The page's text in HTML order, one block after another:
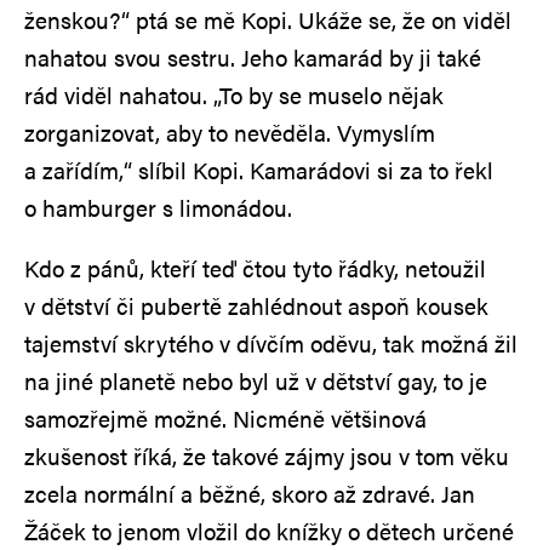
ženskou?“ ptá se mě Kopi. Ukáže se, že on viděl
nahatou svou sestru. Jeho kamarád by ji také
rád viděl nahatou. „To by se muselo nějak
zorganizovat, aby to nevěděla. Vymyslím
a zařídím,“ slíbil Kopi. Kamarádovi si za to řekl
o hamburger s limonádou.
Kdo z pánů, kteří teď čtou tyto řádky, netoužil
v dětství či pubertě zahlédnout aspoň kousek
tajemství skrytého v dívčím oděvu, tak možná žil
na jiné planetě nebo byl už v dětství gay, to je
samozřejmě možné. Nicméně většinová
zkušenost říká, že takové zájmy jsou v tom věku
zcela normální a běžné, skoro až zdravé. Jan
Žáček to jenom vložil do knížky o dětech určené